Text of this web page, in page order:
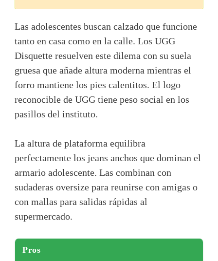
Las adolescentes buscan calzado que funcione
tanto en casa como en la calle. Los UGG
Disquette resuelven este dilema con su suela
gruesa que añade altura moderna mientras el
forro mantiene los pies calentitos. El logo
reconocible de UGG tiene peso social en los
pasillos del instituto.
La altura de plataforma equilibra
perfectamente los jeans anchos que dominan el
armario adolescente. Las combinan con
sudaderas oversize para reunirse con amigas o
con mallas para salidas rápidas al
supermercado.
Pros